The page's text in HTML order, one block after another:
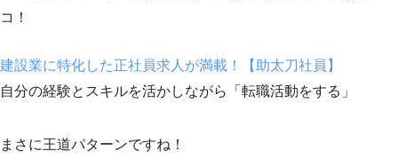
コ！
建設業に特化した正社員求人が満載！【助太刀社員】
自分の経験とスキルを活かしながら「転職活動をする」
まさに王道パターンですね！